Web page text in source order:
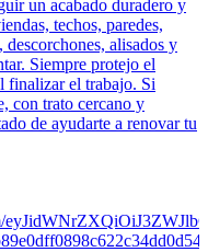
un acabado duradero y
techos, paredes,
descorchones, alisados y
Siempre protejo el
finalizar el trabajo. Si
con trato cercano y
de ayudarte a renovar tu